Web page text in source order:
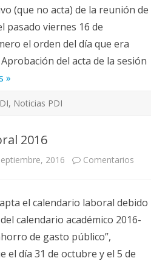
(que no acta) de la reunión de
pasado viernes 16 de
el orden del día que era
del acta de la sesión
»
, Noticias PDI
2016
2016 Comentarios
el calendario laboral debido
calendario académico 2016-
de gasto público”,
el día 31 de octubre y el 5 de